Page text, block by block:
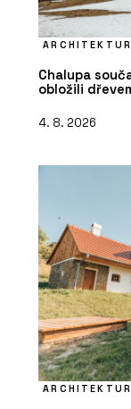
Chalupa
obložili
4. 8. 2026